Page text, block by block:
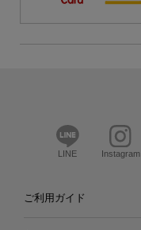
LINE Instagram
ご利用ガイド